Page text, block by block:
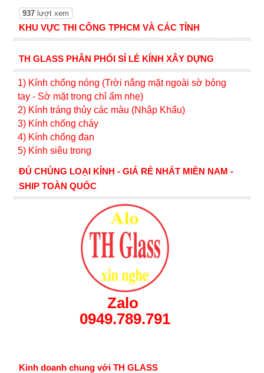
937lượt xem
KHU VỰC THI CÔNG TPHCM VÀ CÁC TỈNH
TH GLASS PHÂN PHỐI SỈ LẺ KÍNH XÂY DỰNG
1) Kính chống nóng (Trời nắng mặt ngoài sờ bỏng
tay - Sờ mặt trong chỉ ấm nhẹ)
2) Kính tráng thủy các màu (Nhập Khẩu)
3) Kính chống cháy
4) Kính chống đạn
5) Kính siêu trong
ĐỦ CHỦNG LOẠI KÍNH - GIÁ RẺ NHẤT MIỀN NAM -
SHIP TOÀN QUỐC
Zalo
0949.789.791
Kinh doanh chung với TH GLASS